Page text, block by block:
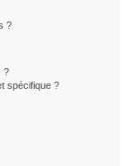
?
?
spécifique ?